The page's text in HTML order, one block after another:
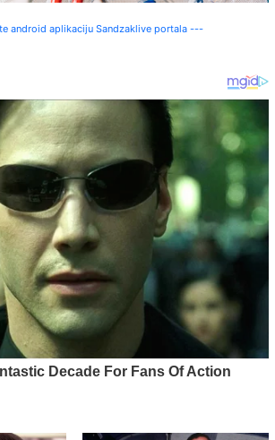
android aplikaciju Sandzaklive portala ---